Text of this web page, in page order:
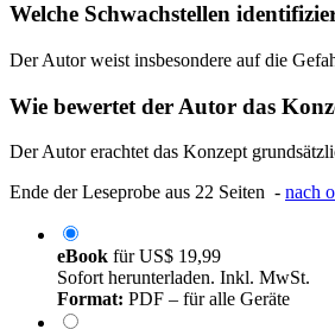
Welche Schwachstellen
Der Autor weist insbesondere auf die
Wie bewertet der Autor das
Der Autor erachtet das Konzept
Ende der Leseprobe aus 22 Seiten - nach
eBook fürUS$ 19,99
Sofort herunterladen. Inkl. MwSt.
Format: PDF – für alle Geräte